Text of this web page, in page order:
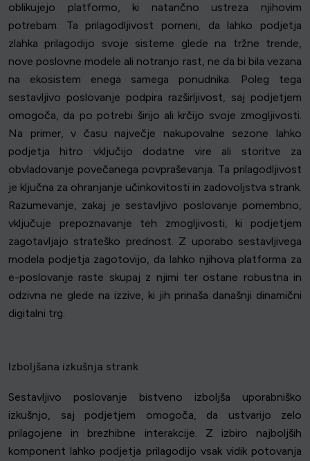
oblikujejo platformo, ki natančno ustreza njihovim
potrebam. Ta prilagodljivost pomeni, da lahko podjetja
zlahka prilagodijo svoje sisteme glede na tržne trende,
nove poslovne modele ali notranjo rast, ne da bi bila vezana
na ekosistem enega samega ponudnika. Poleg tega
sestavljivo poslovanje podpira razširljivost, saj podjetjem
omogoča, da po potrebi širijo ali krčijo svoje zmogljivosti.
Na primer, v času največje nakupovalne sezone lahko
podjetja hitro vključijo dodatne vire ali storitve za
obvladovanje povečanega povpraševanja. Ta prilagodljivost
je ključna za ohranjanje učinkovitosti in zadovoljstva strank.
Razumevanje, zakaj je sestavljivo poslovanje pomembno,
vključuje prepoznavanje teh zmogljivosti, ki podjetjem
zagotavljajo strateško prednost. Z uporabo sestavljivega
modela podjetja zagotovijo, da lahko njihova platforma za
e-poslovanje raste skupaj z njimi ter ostane robustna in
odzivna ne glede na izzive, ki jih prinaša današnji dinamični
digitalni trg.
Izboljšana izkušnja strank
Sestavljivo poslovanje bistveno izboljša uporabniško
izkušnjo, saj podjetjem omogoča, da ustvarijo zelo
prilagojene in brezhibne interakcije. Z izbiro najboljših
komponent lahko podjetja prilagodijo vsak vidik potovanja